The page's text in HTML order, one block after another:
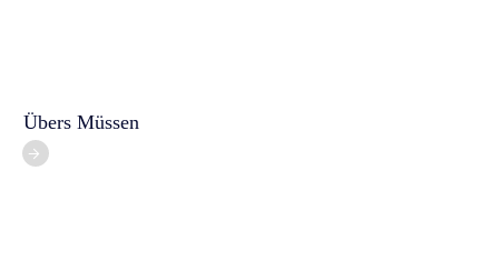
Übers Müssen